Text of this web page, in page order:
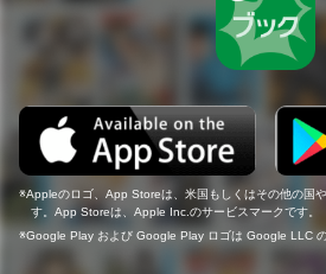
Appleのロゴ、App Storeは、米国もしくはその他の国
す。App Storeは、Apple Inc.のサービスマークです。
Google Play および Google Play ロゴは Google LLC の